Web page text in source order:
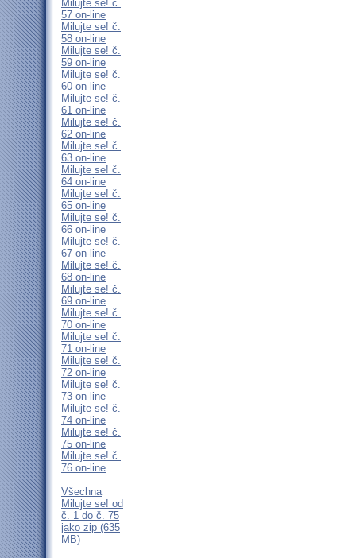
Milujte se! č.
57 on-line
Milujte se! č.
58 on-line
Milujte se! č.
59 on-line
Milujte se! č.
60 on-line
Milujte se! č.
61 on-line
Milujte se! č.
62 on-line
Milujte se! č.
63 on-line
Milujte se! č.
64 on-line
Milujte se! č.
65 on-line
Milujte se! č.
66 on-line
Milujte se! č.
67 on-line
Milujte se! č.
68 on-line
Milujte se! č.
69 on-line
Milujte se! č.
70 on-line
Milujte se! č.
71 on-line
Milujte se! č.
72 on-line
Milujte se! č.
73 on-line
Milujte se! č.
74 on-line
Milujte se! č.
75 on-line
Milujte se! č.
76 on-line
Všechna
Milujte se! od
č. 1 do č. 75
jako zip (635
MB)